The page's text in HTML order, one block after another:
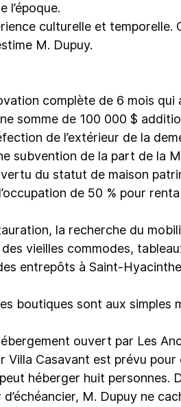
l’époque.
culturelle et temporelle.
M. Dupuy.
complète de 6 mois
somme de 100 000 $
de l’extérieur de la
subvention de la part de la
du statut de maison
de 50 % pour
la recherche du
vieilles commodes,
entrepôts à Saint-
boutiques sont aux simples
ouvert par Les
Villa Casavant est prévu
héberger huit personnes.
M. Dupuy ne